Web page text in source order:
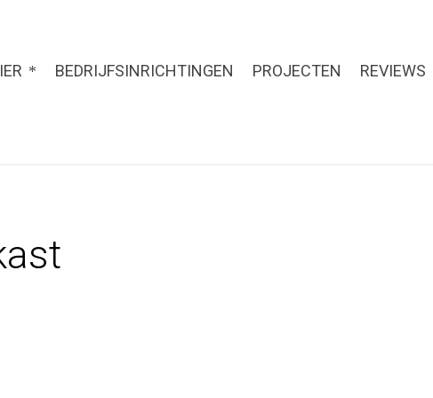
BEDRIJFSINRICHTINGEN PROJECTEN REVIEWS